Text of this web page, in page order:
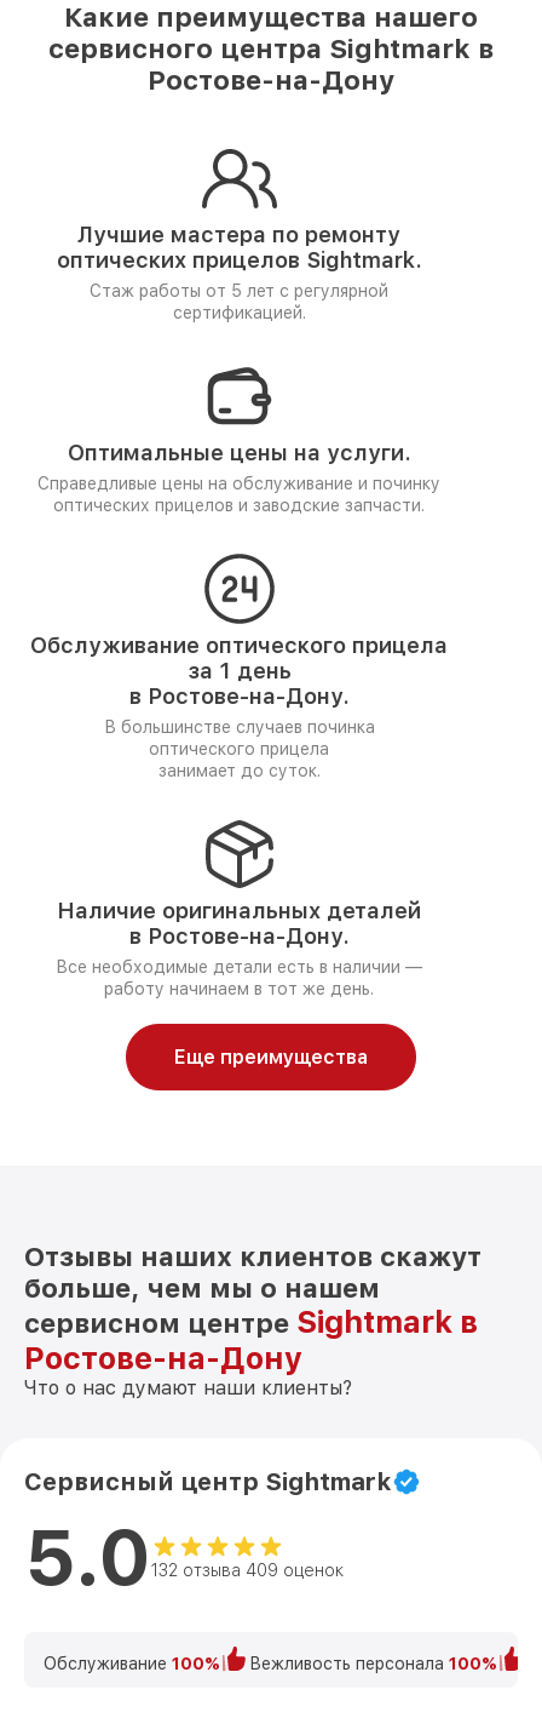
Какие преимущества нашего
сервисного центра Sightmark в
Ростове-на-Дону
Лучшие мастера по ремонту
оптических прицелов Sightmark.
Стаж работы от 5 лет с регулярной
сертификацией.
Оптимальные цены на услуги.
Справедливые цены на обслуживание и починку
оптических прицелов и заводские запчасти.
Обслуживание оптического прицела
за 1 день
в Ростове-на-Дону.
В большинстве случаев починка
оптического прицела
занимает до суток.
Наличие оригинальных деталей
в Ростове-на-Дону.
Все необходимые детали есть в наличии —
работу начинаем в тот же день.
Еще преимущества
Отзывы наших клиентов скажут
больше, чем мы о нашем
сервисном центре Sightmark в
Ростове-на-Дону
Что о нас думают наши клиенты?
Сервисный центр Sightmark
5.0 132 отзыва 409 оценок
Обслуживание 100% Вежливость персонала 100%